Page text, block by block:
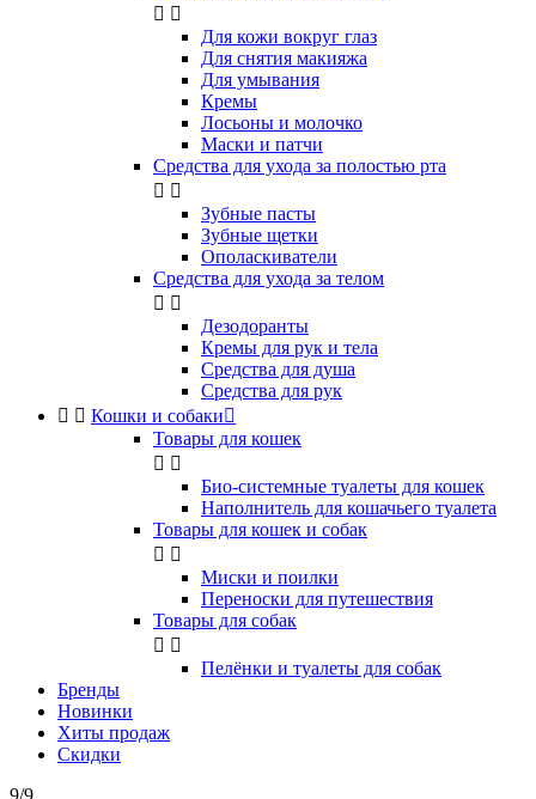
 
Для кожи вокруг глаз
Для снятия макияжа
Для умывания
Кремы
Лосьоны и молочко
Маски и патчи
Средства для ухода за полостью рта
 
Зубные пасты
Зубные щетки
Ополаскиватели
Средства для ухода за телом
 
Дезодоранты
Кремы для рук и тела
Средства для душа
Средства для рук
  Кошки и собаки
Товары для кошек
 
Био-системные туалеты для кошек
Наполнитель для кошачьего туалета
Товары для кошек и собак
 
Миски и поилки
Переноски для путешествия
Товары для собак
 
Пелёнки и туалеты для собак
Бренды
Новинки
Хиты продаж
Скидки
9/9